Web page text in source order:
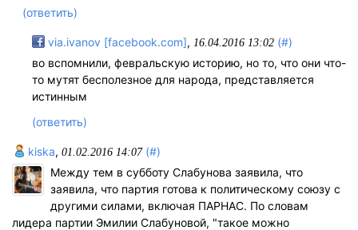
(ответить)
via.ivanov [facebook.com], 16.04.2016 13:02 (#)
во вспомнили, февральскую историю, но то, что они что-
то мутят бесполезное для народа, представляется
истинным
(ответить)
kiska, 01.02.2016 14:07 (#)
Между тем в субботу Слабунова заявила, что
заявила, что партия готова к политическому союзу с
другими силами, включая ПАРНАС. По словам
лидера партии Эмилии Слабуновой, "такое можно